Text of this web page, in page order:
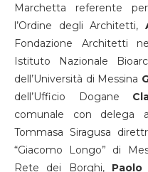
Marchetta referente
l’Ordine degli Architetti,
Fondazione Architetti
Istituto Nazionale
dell’Università di Messina
dell’Ufficio Dogane
comunale con delega
Tommasa Siragusa
“Giacomo Longo” di
Rete dei Borghi, Paolo